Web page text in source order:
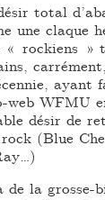
total
une claque
« rockiens »
ayant
web WFMU
désir de
(Blue
la grosse-